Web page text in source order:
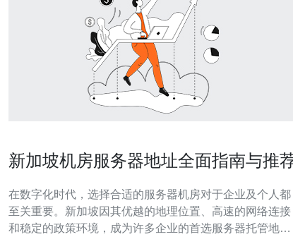
新加坡机房服务器地址全面指南与推
在数字化时代，选择合适的服务器机房对于企业及个人都
至关重要。新加坡因其优越的地理位置、高速的网络连接
和稳定的政策环境，成为许多企业的首选服务器托管地。